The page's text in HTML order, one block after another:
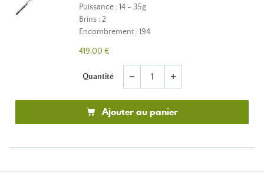
Puissance : 14 - 35g
Brins : 2
Encombrement : 194
419,00 €
Quantité remove add
Ajouter au panier